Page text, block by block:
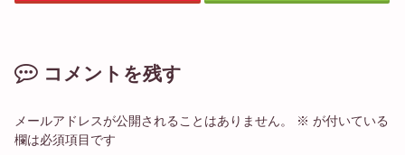
コメントを残す
メールアドレスが公開されることはありません。 ※ が付いている
欄は必須項目です